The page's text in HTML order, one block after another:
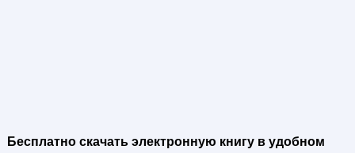
Бесплатно скачать электронную книгу в удобном